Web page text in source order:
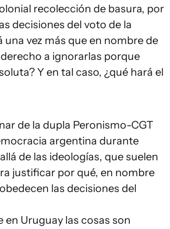
recolección de basura, por
decisiones del voto de la
una vez más que en nombre de
a ignorarlas porque
Y en tal caso, ¿qué hará el
de la dupla Peronismo-CGT
argentina durante
de las ideologías, que suelen
justificar por qué, en nombre
las decisiones del
en Uruguay las cosas son